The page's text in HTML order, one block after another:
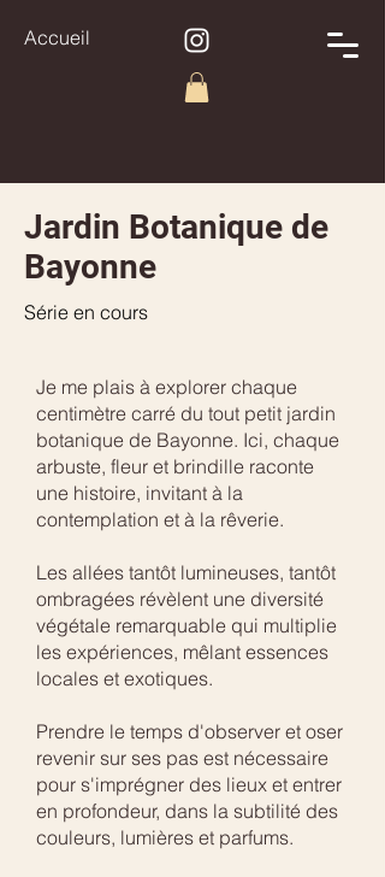
Accueil
Jardin Botanique de
Bayonne
Série en cours
Je me plais à explorer chaque
centimètre carré du tout petit jardin
botanique de Bayonne. Ici, chaque
arbuste, fleur et brindille raconte
une histoire, invitant à la
contemplation et à la rêverie.
Les allées tantôt lumineuses, tantôt
ombragées révèlent une diversité
végétale remarquable qui multiplie
les expériences, mêlant essences
locales et exotiques.
Prendre le temps d'observer et oser
revenir sur ses pas est nécessaire
pour s'imprégner des lieux et entrer
en profondeur, dans la subtilité des
couleurs, lumières et parfums.